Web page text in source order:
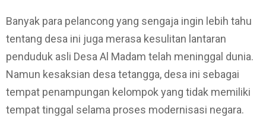
Banyak para pelancong yang sengaja ingin lebih tahu
tentang desa ini juga merasa kesulitan lantaran
penduduk asli Desa Al Madam telah meninggal dunia.
Namun kesaksian desa tetangga, desa ini sebagai
tempat penampungan kelompok yang tidak memiliki
tempat tinggal selama proses modernisasi negara.